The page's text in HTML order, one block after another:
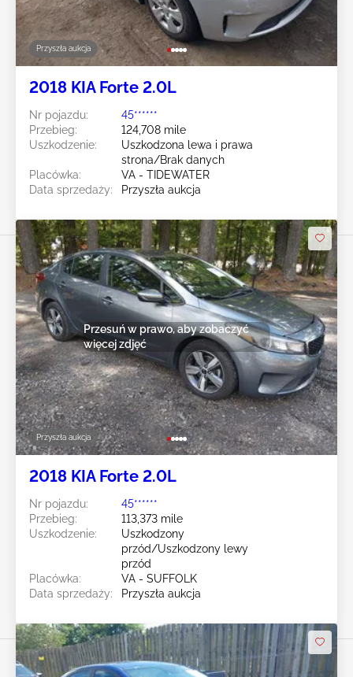
Przyszła aukcja
2018 KIA Forte 2.0L
Nr pojazdu:
45******
Przebieg:
124,708 mile
Uszkodzenie:
Uszkodzona lewa i prawa
strona/Brak danych
Placówka:
VA - TIDEWATER
Data sprzedaży:
Przyszła aukcja
Przyszła aukcja
Przesuń w prawo, aby zobaczyć
więcej zdjęć
2018 KIA Forte 2.0L
Nr pojazdu:
45******
Przebieg:
113,373 mile
Uszkodzenie:
Uszkodzony
przód/Uszkodzony lewy
przód
Placówka:
VA - SUFFOLK
Data sprzedaży:
Przyszła aukcja